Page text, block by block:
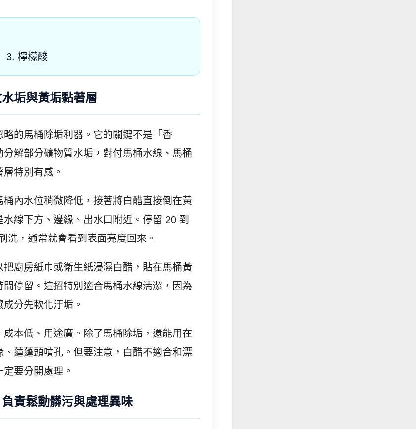
檸檬酸
垢與黃垢黏著層
的馬桶除垢利器。它的關鍵不是「香
解部分礦物質水垢，對付馬桶水線、馬桶
特別有感。
內水位稍微降低，接著將白醋直接倒在黃
線下方、邊緣、出水口附近。停留 20 到
洗，通常就會看到表面亮度回來。
廚房紙巾或衛生紙浸濕白醋，貼在馬桶黃
停留。這招特別適合馬桶水線清潔，因為
分先軟化汙垢。
成本低、用途廣。除了馬桶除垢，還能用在
蓮蓬頭噴孔。但要注意，白醋不適合和漂
要分開處理。
責鬆動髒污與處理異味